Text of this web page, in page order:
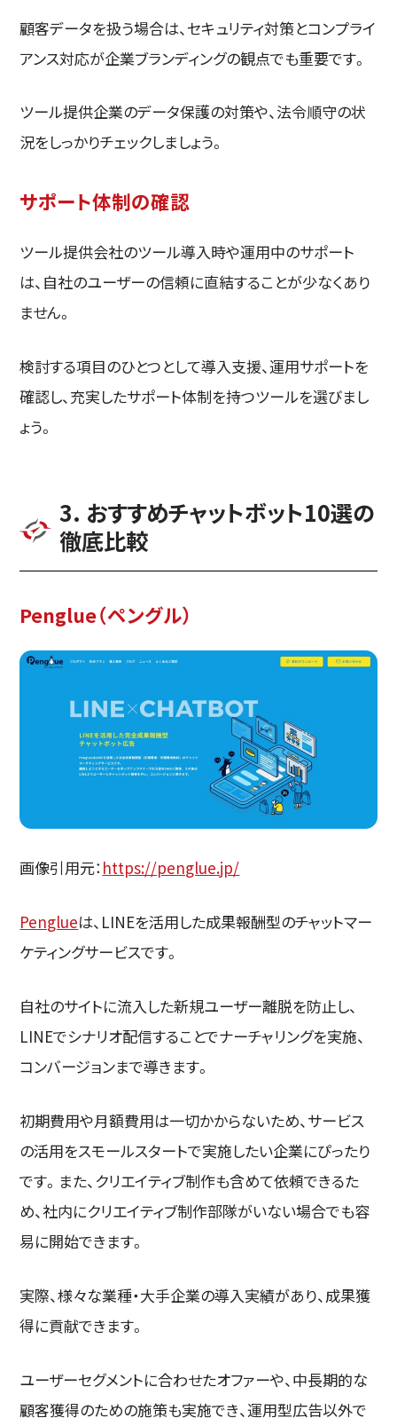
顧客データを扱う場合は、セキュリティ対策とコンプライ
アンス対応が企業ブランディングの観点でも重要です。
ツール提供企業のデータ保護の対策や、法令順守の状
況をしっかりチェックしましょう。
サポート体制の確認
ツール提供会社のツール導入時や運用中のサポート
は、自社のユーザーの信頼に直結することが少なくあり
ません。
検討する項目のひとつとして導入支援、運用サポートを
確認し、充実したサポート体制を持つツールを選びまし
ょう。
3. おすすめチャットボット10選の
徹底比較
Penglue（ペングル）
画像引用元： https://penglue.jp/
Penglueは、LINEを活用した成果報酬型のチャットマー
ケティングサービスです。
自社のサイトに流入した新規ユーザー離脱を防止し、
LINEでシナリオ配信することでナーチャリングを実施、
コンバージョンまで導きます。
初期費用や月額費用は一切かからないため、サービス
の活用をスモールスタートで実施したい企業にぴったり
です。また、クリエイティブ制作も含めて依頼できるた
め、社内にクリエイティブ制作部隊がいない場合でも容
易に開始できます。
実際、様々な業種・大手企業の導入実績があり、成果獲
得に貢献できます。
ユーザーセグメントに合わせたオファーや、中長期的な
顧客獲得のための施策も実施でき、運用型広告以外で